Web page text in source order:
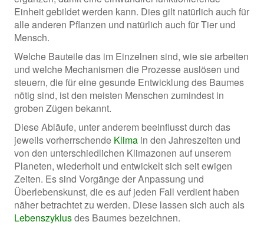
Einheit gebildet werden kann. Dies gilt natürlich auch für
alle anderen Pflanzen und natürlich auch für Tier und
Mensch.
Welche Bauteile das im Einzelnen sind, wie sie arbeiten
und welche Mechanismen die Prozesse auslösen und
steuern, die für eine gesunde Entwicklung des Baumes
nötig sind, ist den meisten Menschen zumindest in
groben Zügen bekannt.
Diese Abläufe, unter anderem beeinflusst durch das
jeweils vorherrschende Klimain den Jahreszeiten und
von den unterschiedlichen Klimazonen auf unserem
Planeten, wiederholt und entwickelt sich seit ewigen
Zeiten. Es sind Vorgänge der Anpassung und
Überlebenskunst, die es auf jeden Fall verdient haben
näher betrachtet zu werden. Diese lassen sich auch als
Lebenszyklusdes Baumes bezeichnen.